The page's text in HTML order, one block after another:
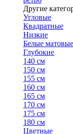
Другие
Угловые
Квадратные
Низкие
Белые матовые
Глубокие
140 см
150 см
155 см
160 см
165 см
170 см
175 см
180 см
Цветные